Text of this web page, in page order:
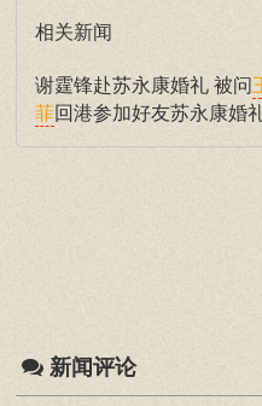
相关新闻
谢霆锋赴苏永康婚礼 被问
菲回港参加好友苏永康婚
新闻评论